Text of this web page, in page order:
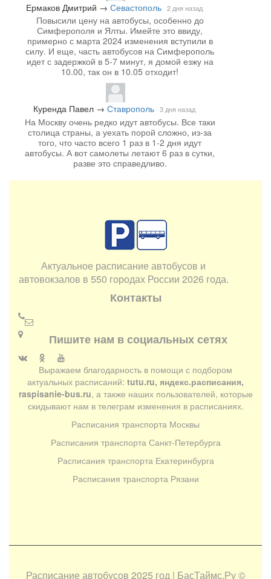
Ермаков Дмитрий → Севастополь 2 дня назад
Повысили цену на автобусы, особенно до
Симферополя и Ялты. Имейте это ввиду,
примерно с марта 2024 изменения вступили в
силу. И еще, часть автобусов на Симферополь
идет с задержкой в 5-7 минут, я домой езжу на
10.00, так он в 10.05 отходит!
Куренда Павел→ Ставрополь 3 дня назад
На Москву очень редко идут автобусы. Все таки
столица страны, а уехать порой сложно, из-за
того, что часто всего 1 раз в 1-2 дня идут
автобусы. А вот самолеты летают 6 раз в сутки,
разве это справедливо.
Актуальное расписание автобусов и
автовокзалов в 550 городах России 2026 года.
Контакты
Пишите нам в социальных сетях
Выражаем благодарность в помощи с подбором
актуальных расписаний: tutu.ru, яндекс.расписания,
raspisanie-bus.ru, а также наших пользователей, которые
скидывают нам в телеграм изменения в расписаниях.
Расписания транспорта Москвы
Расписания транспорта Санкт-Петербурга
Расписания транспорта Екатеринбурга
Расписания транспорта Рязани
Расписание автобусов 2025 год | БасТаймс.Ру©